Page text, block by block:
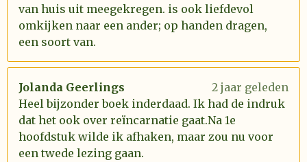
van huis uit meegekregen. is ook liefdevol
omkijken naar een ander; op handen dragen,
een soort van.
Jolanda Geerlings
2 jaar geleden
Heel bijzonder boek inderdaad. Ik had de indruk
dat het ook over reïncarnatie gaat.Na 1e
hoofdstuk wilde ik afhaken, maar zou nu voor
een twede lezing gaan.